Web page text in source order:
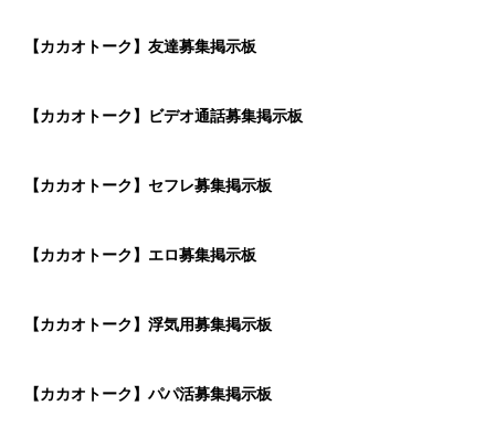
【カカオトーク】友達募集掲示板
【カカオトーク】ビデオ通話募集掲示板
【カカオトーク】セフレ募集掲示板
【カカオトーク】エロ募集掲示板
【カカオトーク】浮気用募集掲示板
【カカオトーク】パパ活募集掲示板